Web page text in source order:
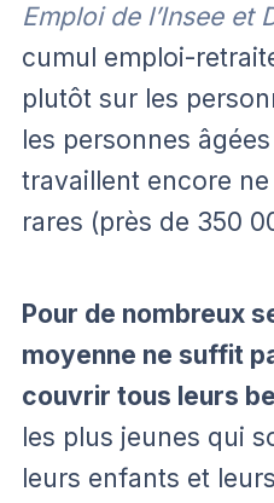
Emploi de l’Insee et
cumul emploi-
plutôt sur les
les personnes
travaillent encore
rares (près de 350
Pour de nombreux
moyenne ne suffit
couvrir tous leurs
les plus jeunes qui
leurs enfants et